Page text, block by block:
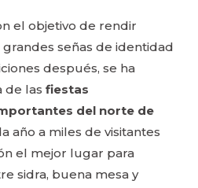
el objetivo de rendir
señas de identidad
después, se ha
de las fiestas
del norte de
año a miles de visitantes
el mejor lugar para
sidra, buena mesa y